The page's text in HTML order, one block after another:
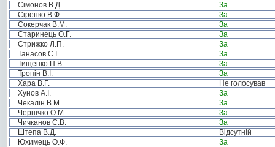
Сімонов В.Д.
За
Сіренко В.Ф.
За
Сокерчак В.М.
За
Старинець О.Г.
За
Стрижко Л.П.
За
Танасов С.І.
За
Тищенко П.В.
За
Тропін В.І.
За
Хара В.Г.
Не голосував
Хунов А.І.
За
Чекалін В.М.
За
Чернічко О.М.
За
Чичканов С.В.
За
Штепа В.Д.
Відсутній
Юхимець О.Ф.
За